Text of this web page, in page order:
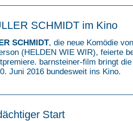
SCHMIDT im Kino
SCHMIDT, die neue Komödie
(HELDEN WIE WIR), feierte
barnsteiner-film bringt
Juni 2016 bundesweit ins Kino.
Start